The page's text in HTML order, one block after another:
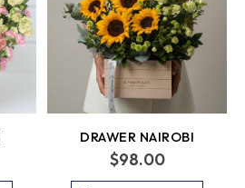
DRAWER NAIROBI
$98.00